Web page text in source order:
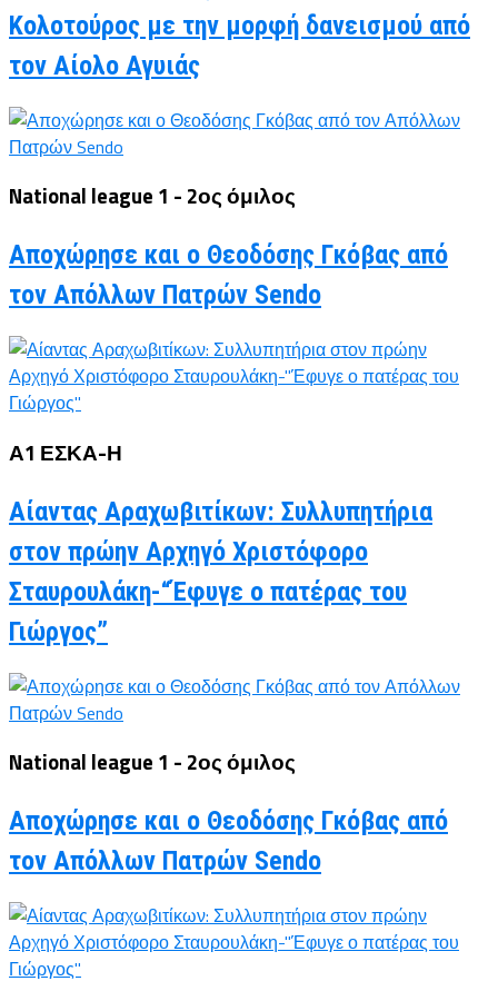
Κολοτούρος με την μορφή δανεισμού από
τον Αίολο Αγυιάς
National league 1 - 2ος όμιλος
Αποχώρησε και ο Θεοδόσης Γκόβας από
τον Απόλλων Πατρών Sendo
Α1 ΕΣΚΑ-Η
Αίαντας Αραχωβιτίκων: Συλλυπητήρια
στον πρώην Αρχηγό Χριστόφορο
Σταυρουλάκη-“Έφυγε ο πατέρας του
Γιώργος”
National league 1 - 2ος όμιλος
Αποχώρησε και ο Θεοδόσης Γκόβας από
τον Απόλλων Πατρών Sendo